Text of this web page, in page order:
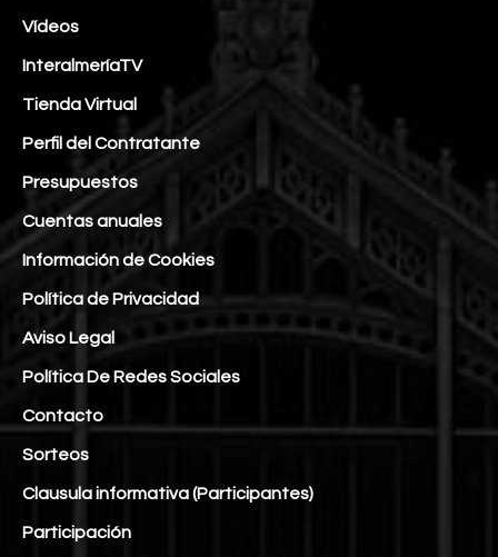
Vídeos
InteralmeríaTV
Tienda Virtual
Perfil del Contratante
Presupuestos
Cuentas anuales
Información de Cookies
Política de Privacidad
Aviso Legal
Política De Redes Sociales
Contacto
Sorteos
Clausula informativa (Participantes)
Participación